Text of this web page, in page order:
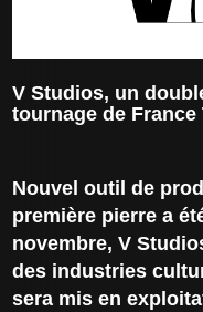
V Studios, un
tournage de
Nouvel outil de
première pierre a
novembre, V
des industries
sera mis en